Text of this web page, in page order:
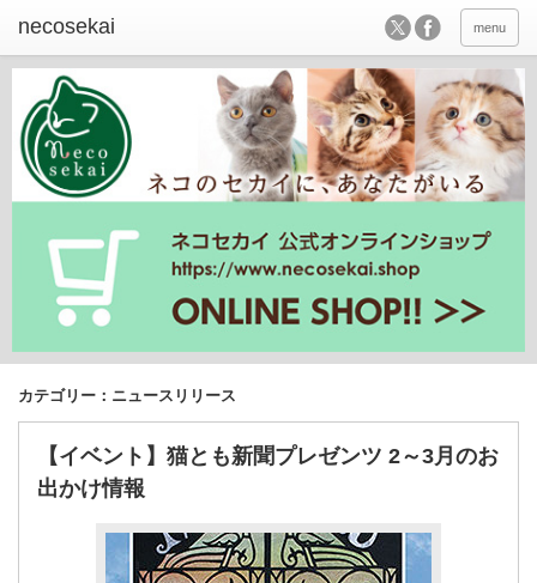
menu
カテゴリー：ニュースリリース
【イベント】猫とも新聞プレゼンツ 2～3月のお
出かけ情報